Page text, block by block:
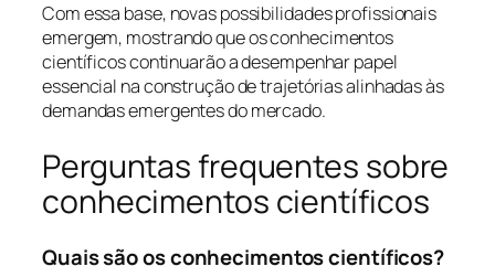
Com essa base, novas possibilidades profissionais
emergem, mostrando que os conhecimentos
científicos continuarão a desempenhar papel
essencial na construção de trajetórias alinhadas às
demandas emergentes do mercado.
Perguntas frequentes sobre
conhecimentos científicos
Quais são os conhecimentos científicos?